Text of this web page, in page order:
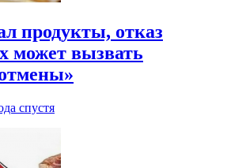
продукты, отказ
может вызвать
спустя